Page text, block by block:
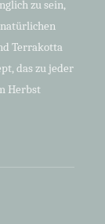
zu sein,
Terrakotta
das zu jeder
Herbst